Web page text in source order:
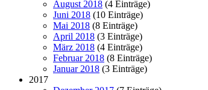
August 2018 (4 Einträge)
Juni 2018 (10 Einträge)
Mai 2018 (8 Einträge)
April 2018 (3 Einträge)
März 2018 (4 Einträge)
Februar 2018 (8 Einträge)
Januar 2018 (3 Einträge)
2017